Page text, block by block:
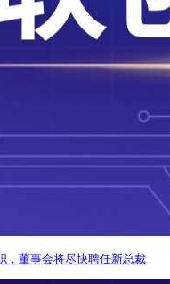
，董事会将尽快聘任新总裁